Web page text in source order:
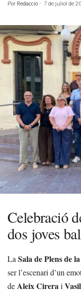
Por Redacció - 7 de juliol de
Celebració
dos joves
La Sala de Plens de
ser l’escenari d’un
deAleix Cirerai